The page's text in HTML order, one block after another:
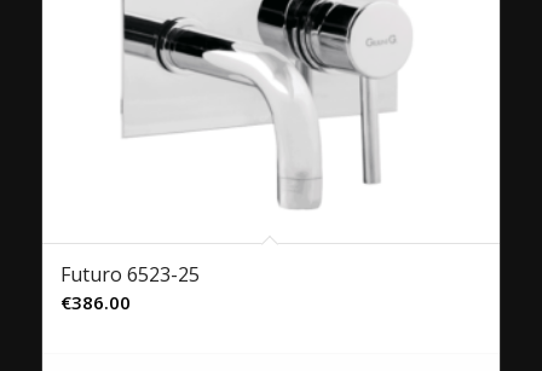
Futuro 6523-25
€386.00